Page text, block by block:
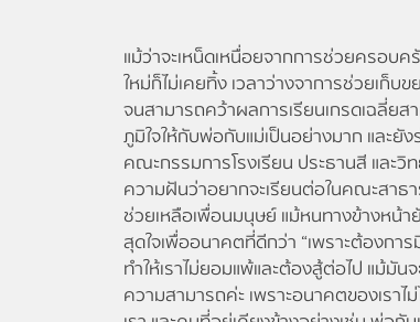
แม้ว่าจะเหน็ดเหนื่อยจากการช่วยครอบ
ใหม่ก็ไม่เคยทิ้ง เวลาว่างจาการช่วยเก็บ
จนสามารถคว้าผลการเรียนเกรดเฉลี่ย
ภูมิใจให้กับพ่อกับแม่เป็นอย่างมาก และยั
คณะกรรมการโรงเรียน ประธานสี และ
ความฝันว่าอยากจะเรียนต่อในคณะสา
ช่วยเหลือเพื่อนมนุษย์ แม้หนทางข้างหน้
สุดใจเพื่ออนาคตที่ดีกว่า “เพราะต้องก
ทำให้เราไม่ยอมแพ้และต้องสู้ต่อไป แม้มัน
ความสามารถค่ะ เพราะอนาคตของเร